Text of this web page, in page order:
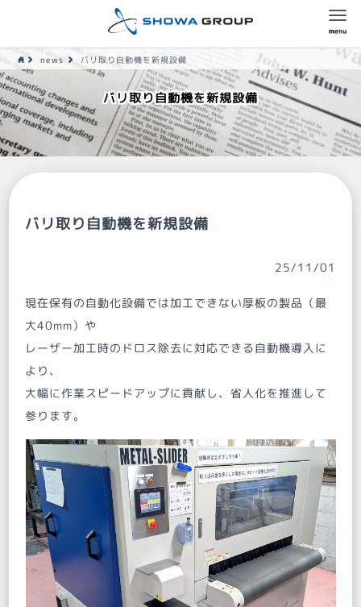
バリ取り自動機を新規設備
news バリ取り自動機を新規設備
バリ取り自動機を新規設備
25/11/01
現在保有の自動化設備では加工できない厚板の製品（最
大40mm）や
レーザー加工時のドロス除去に対応できる自動機導入に
より、
大幅に作業スピードアップに貢献し、省人化を推進して
参ります。